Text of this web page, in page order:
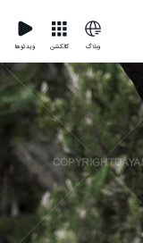
ویدئوها کالکشن وبلاگ